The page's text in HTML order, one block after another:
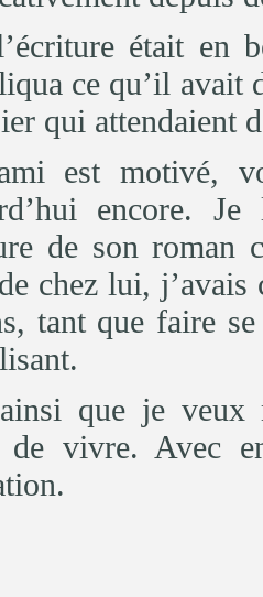
était en
ce qu’il avait
qui attendaient
est motivé,
encore.
de son roman
chez lui,
tant que faire
que je veux
de vivre. Avec